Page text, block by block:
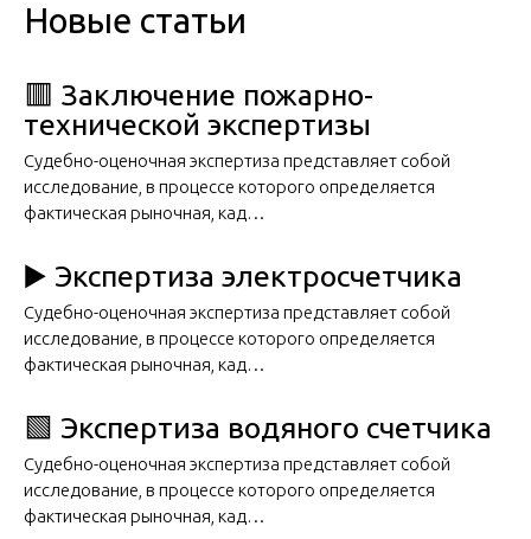
Новые статьи
🟥 Заключение пожарно-
технической экспертизы
Судебно-оценочная экспертиза представляет собой
исследование, в процессе которого определяется
фактическая рыночная, кад…
▶️ Экспертиза электросчетчика
Судебно-оценочная экспертиза представляет собой
исследование, в процессе которого определяется
фактическая рыночная, кад…
🟩 Экспертиза водяного счетчика
Судебно-оценочная экспертиза представляет собой
исследование, в процессе которого определяется
фактическая рыночная, кад…